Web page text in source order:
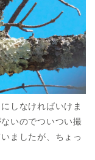
しなければいけま
いのでついつい撮
ましたが、ちょっ